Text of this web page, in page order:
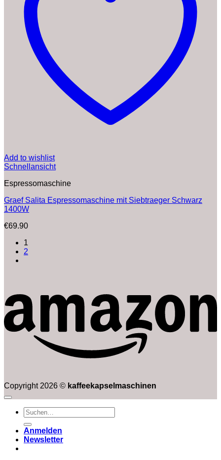
Add to wishlist
Schnellansicht
Espressomaschine
Graef Salita Espressomaschine mit Siebtraeger Schwarz
1400W
€69.90
1
2
Copyright 2026 © kaffeekapselmaschinen
Suchen
nach:
Anmelden
Newsletter